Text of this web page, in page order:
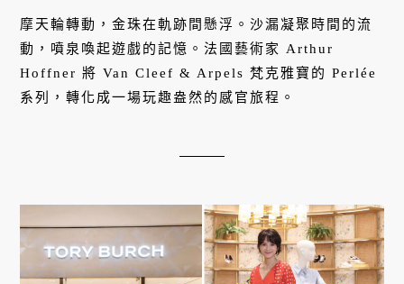
摩天輪轉動，金珠在軌跡間懸浮。沙漏凝聚時間的流
動，噴泉喚起遊戲的記憶。法國藝術家 Arthur
Hoffner 將 Van Cleef & Arpels 梵克雅寶的 Perlée
系列，轉化成一場玩趣盎然的感官旅程。